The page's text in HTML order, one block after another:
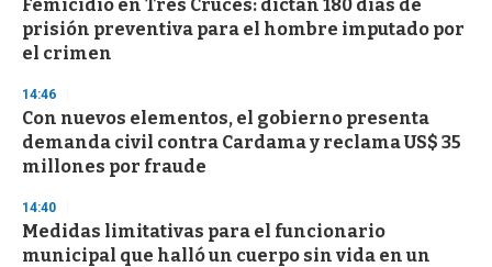
Femicidio en Tres Cruces: dictan 180 días de
prisión preventiva para el hombre imputado por
el crimen
14:46
Con nuevos elementos, el gobierno presenta
demanda civil contra Cardama y reclama US$ 35
millones por fraude
14:40
Medidas limitativas para el funcionario
municipal que halló un cuerpo sin vida en un